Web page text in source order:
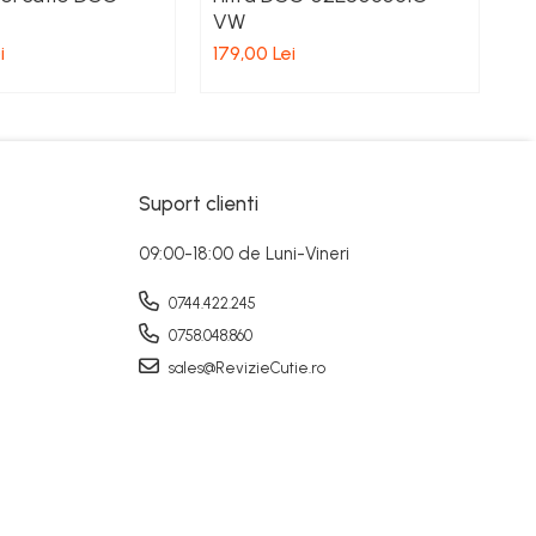
VW
179,00 Lei
Suport clienti
09:00-18:00 de Luni-Vineri
0744.422.245
0758.048.860
sales@RevizieCutie.ro